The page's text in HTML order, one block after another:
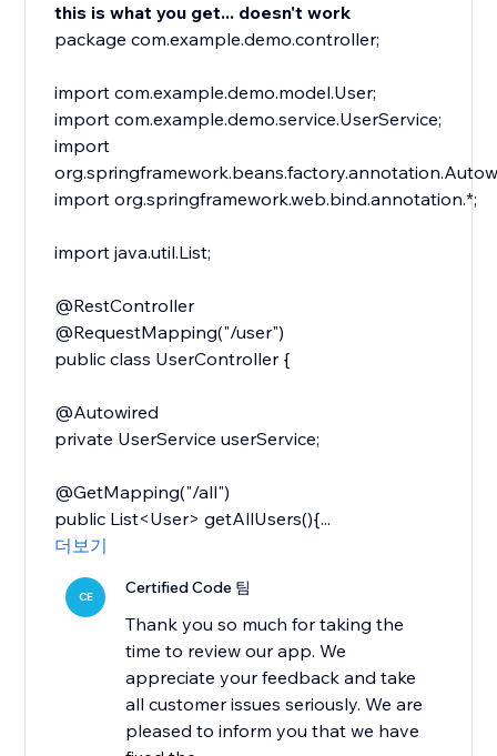
this is what you get... doesn't work
package com.example.demo.controller;
import com.example.demo.model.User;
import com.example.demo.service.UserService;
import
import org.springframework.web.bind.annotation.*;
import java.util.List;
@RestController
@RequestMapping("/user")
public class UserController {
@Autowired
private UserService userService;
@GetMapping("/all")
public List<User> getAllUsers(){...
더보기
CE Certified Code 팀
Thank you so much for taking the
time to review our app. We
appreciate your feedback and take
all customer issues seriously. We are
pleased to inform you that we have